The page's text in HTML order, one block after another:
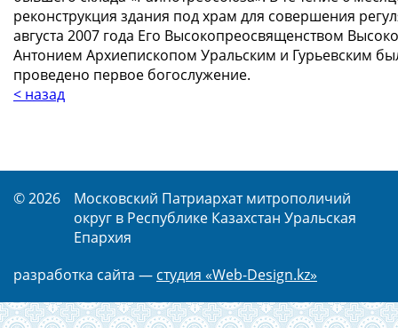
реконструкция здания под храм для совершения
августа 2007 года Его Высокопреосвященством
Антонием Архиепископом Уральским и Гурьевским
проведено первое богослужение.
< назад
© 2026
Московский Патриархат митрополичий
округ в Республике Казахстан Уральская
Епархия
разработка сайта — студия «Web-Design.kz»